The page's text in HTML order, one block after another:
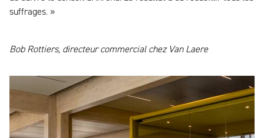
suffrages. »
Bob Rottiers, directeur commercial chez Van Laere